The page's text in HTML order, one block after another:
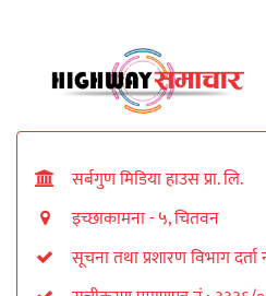
सर्बगुण मिडिया हाउस प्रा. लि.
इच्छाकामना - ५, चितवन
सूचना तथा प्रशारण विभाग